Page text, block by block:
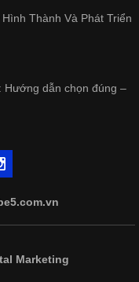
Thành Và Phát Triển
Hướng dẫn chọn đúng –
Marketing